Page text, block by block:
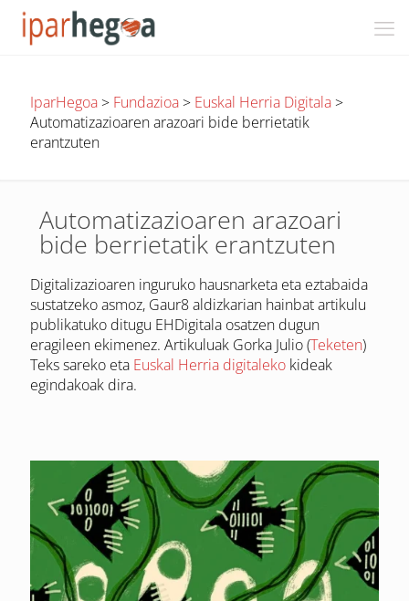
IparHegoa> Fundazioa> Euskal Herria Digitala>
Automatizazioaren arazoari bide berrietatik
erantzuten
Automatizazioaren arazoari
bide berrietatik erantzuten
Digitalizazioaren inguruko hausnarketa eta eztabaida
sustatzeko asmoz, Gaur8 aldizkarian hainbat artikulu
publikatuko ditugu EHDigitala osatzen dugun
eragileen ekimenez. Artikuluak Gorka Julio (Teketen)
Teks sareko eta Euskal Herria digitaleko kideak
egindakoak dira.